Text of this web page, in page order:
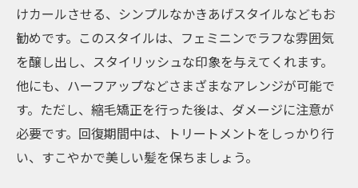
けカールさせる、シンプルなかきあげスタイルなどもお
勧めです。このスタイルは、フェミニンでラフな雰囲気
を醸し出し、スタイリッシュな印象を与えてくれます。
他にも、ハーフアップなどさまざまなアレンジが可能で
す。ただし、縮毛矯正を行った後は、ダメージに注意が
必要です。回復期間中は、トリートメントをしっかり行
い、すこやかで美しい髪を保ちましょう。